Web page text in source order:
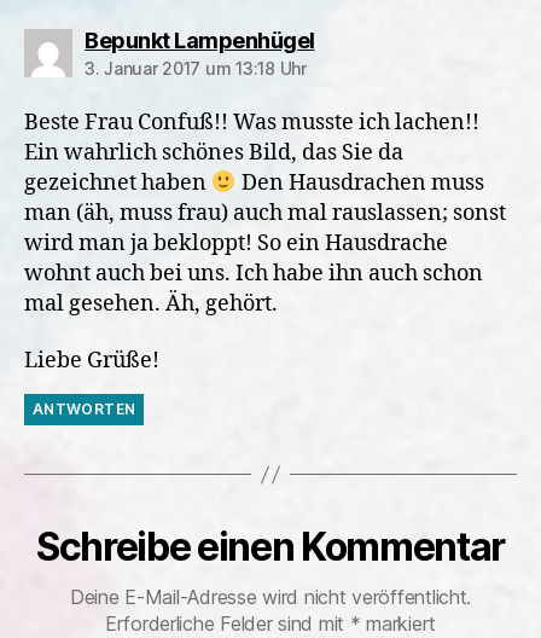
Bepunkt Lampenhügelsagt:
3. Januar 2017 um 13:18 Uhr
Beste Frau Confuß!! Was musste ich lachen!!
Ein wahrlich schönes Bild, das Sie da
gezeichnet haben
Den Hausdrachen muss
man (äh, muss frau) auch mal rauslassen; sonst
wird man ja bekloppt! So ein Hausdrache
wohnt auch bei uns. Ich habe ihn auch schon
mal gesehen. Äh, gehört.
Liebe Grüße!
ANTWORTEN
Schreibe einen Kommentar
Deine E-Mail-Adresse wird nicht veröffentlicht.
Erforderliche Felder sind mit * markiert